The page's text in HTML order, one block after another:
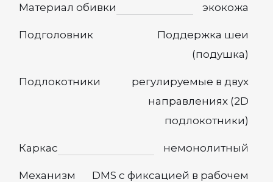
Материал обивки экокожа
Подголовник
Поддержка шеи
(подушка)
Подлокотники
регулируемые в двух
направлениях (2D
подлокотники)
Каркас немонолитный
Механизм
DMS с фиксацией в рабочем